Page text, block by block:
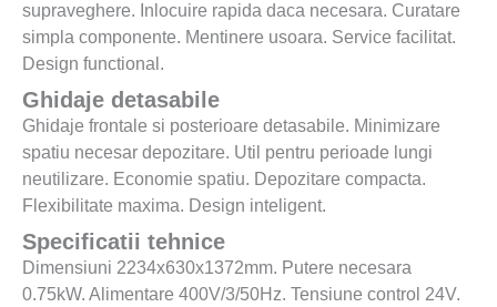
supraveghere. Inlocuire rapida daca necesara. Curatare
simpla componente. Mentinere usoara. Service facilitat.
Design functional.
Ghidaje detasabile
Ghidaje frontale si posterioare detasabile. Minimizare
spatiu necesar depozitare. Util pentru perioade lungi
neutilizare. Economie spatiu. Depozitare compacta.
Flexibilitate maxima. Design inteligent.
Specificatii tehnice
Dimensiuni 2234x630x1372mm. Putere necesara
0.75kW. Alimentare 400V/3/50Hz. Tensiune control 24V.